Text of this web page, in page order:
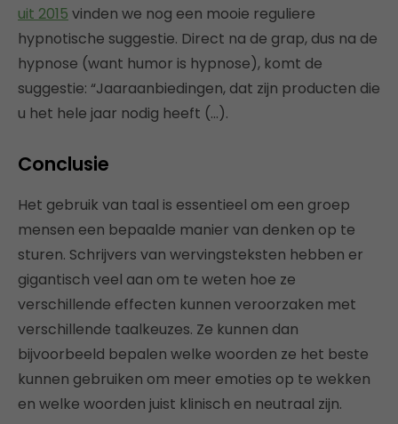
uit 2015 vinden we nog een mooie reguliere
hypnotische suggestie. Direct na de grap, dus na de
hypnose (want humor is hypnose), komt de
suggestie: “Jaaraanbiedingen, dat zijn producten die
u het hele jaar nodig heeft (…).
Conclusie
Het gebruik van taal is essentieel om een groep
mensen een bepaalde manier van denken op te
sturen. Schrijvers van wervingsteksten hebben er
gigantisch veel aan om te weten hoe ze
verschillende effecten kunnen veroorzaken met
verschillende taalkeuzes. Ze kunnen dan
bijvoorbeeld bepalen welke woorden ze het beste
kunnen gebruiken om meer emoties op te wekken
en welke woorden juist klinisch en neutraal zijn.